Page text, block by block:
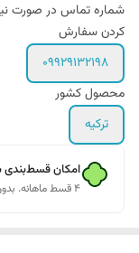
شماره تماس در صورت
کردن سفارش
09929132198
محصول کشور
ترکیه
امکان قسط‌بندی
۴ قسط ماهانه. بدون سود، چک و ضامن.